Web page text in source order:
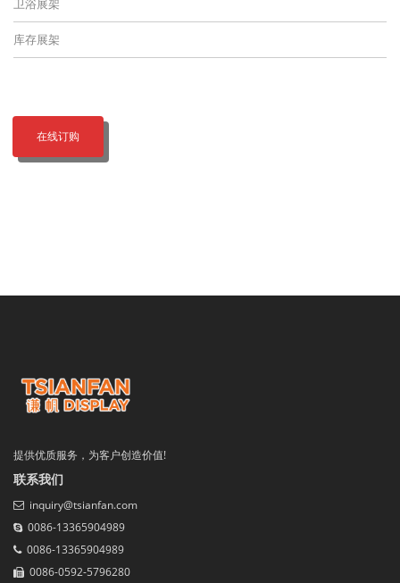
卫浴展架
库存展架
在线订购
提供优质服务，为客户创造价值!
联系我们
inquiry@tsianfan.com
0086-13365904989
0086-13365904989
0086-0592-5796280